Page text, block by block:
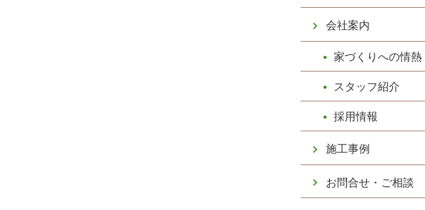
会社案内
家づくりへの情熱
スタッフ紹介
採用情報
施工事例
お問合せ・ご相談